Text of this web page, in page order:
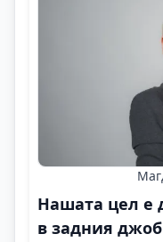
Нашата цел е
в задния